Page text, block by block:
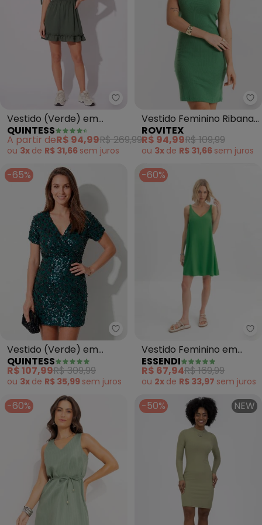
Quintess - Vestido (Verde) em
Vestido (Verde) em
Crepe Plano
QUINTESS
A partir deR$ 94,99R$ 269,99
ou 3x de R$ 31,66 sem juros
Vestido Feminino Ribana
Curto (Verde)
ROVITEX
R$ 94,99R$ 109,99
ou 3x de R$ 31,66 sem juros
-65%
Quintess - Vestido (Verde) em
Vestido (Verde) em
Paetê Transpassado
QUINTESS
R$ 107,99R$ 309,99
ou 3x de R$ 35,99 sem juros
-60%
Vestido Feminino em
Viscose (Verde)
ESSENDI
R$ 67,94R$ 169,99
ou 2x de R$ 33,97 sem juros
-60% -50% NEW